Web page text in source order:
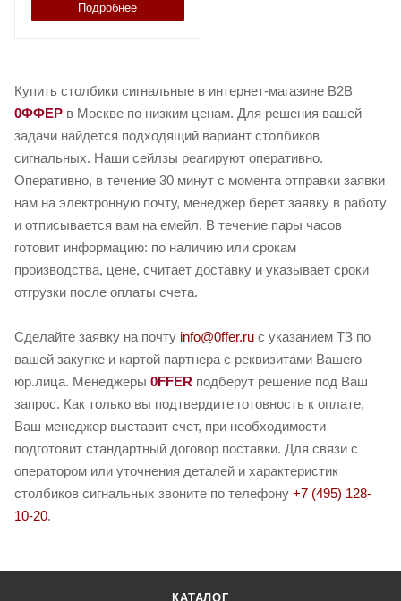
Подробнее
Купить столбики сигнальные в интернет-магазине B2B
0ФФЕР в Москве по низким ценам. Для решения вашей
задачи найдется подходящий вариант столбиков
сигнальных. Наши сейлзы реагируют оперативно.
Оперативно, в течение 30 минут с момента отправки заявки
нам на электронную почту, менеджер берет заявку в работу
и отписывается вам на емейл. В течение пары часов
готовит информацию: по наличию или срокам
производства, цене, считает доставку и указывает сроки
отгрузки после оплаты счета.
Сделайте заявку на почту info@0ffer.ru с указанием ТЗ по
вашей закупке и картой партнера с реквизитами Вашего
юр.лица. Менеджеры 0FFER подберут решение под Ваш
запрос. Как только вы подтвердите готовность к оплате,
Ваш менеджер выставит счет, при необходимости
подготовит стандартный договор поставки. Для связи с
оператором или уточнения деталей и характеристик
столбиков сигнальных звоните по телефону +7 (495) 128-
10-20.
КАТАЛОГ